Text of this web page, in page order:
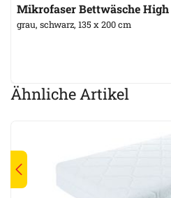
Mikrofaser Bettwäsche High
grau, schwarz, 135 x 200 cm
Ähnliche Artikel